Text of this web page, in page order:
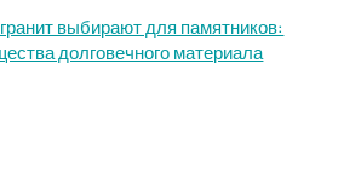
выбирают для памятников:
долговечного материала